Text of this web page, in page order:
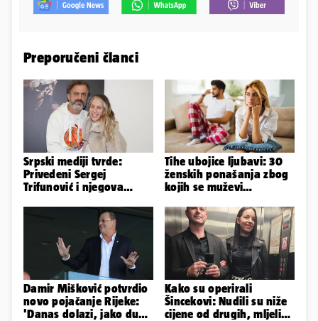
Preporučeni članci
Srpski mediji tvrde:
Privedeni Sergej
Trifunović i njegova
Tihe ubojice ljubavi: 30
ženskih ponašanja zbog
kojih se muževi
Damir Mišković potvrdio
novo pojačanje Rijeke:
'Danas dolazi, jako dugo
Kako su operirali
Šincekovi: Nudili su niže
cijene od drugih, mljeli